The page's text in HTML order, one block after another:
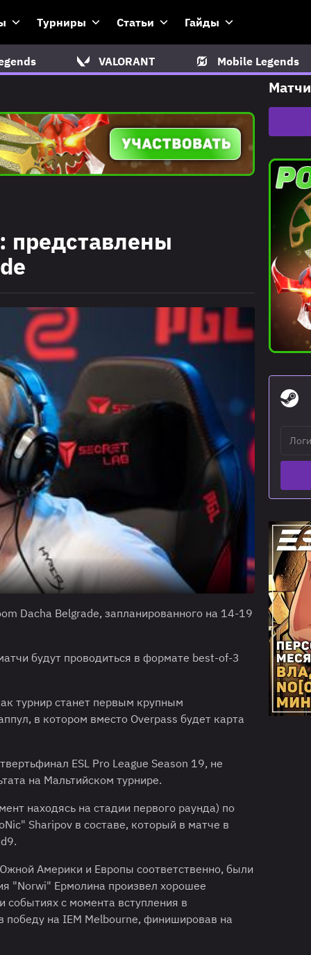
Турниры Статьи Гайды
VALORANT Mobile Legends
представлены
Dacha Belgrade, запланированного на 14-19
будут проводиться в формате best-of-3
турнир станет первым крупным
в котором вместо Overpass будет карта
ESL Pro League Season 19, не
на Мальтийском турнире.
находясь на стадии первого раунда) по
Sharipov в составе, который в матче в
Америки и Европы соответственно, были
"⁠Norwi⁠" Ермолина произвел хорошее
событиях с момента вступления в
победу на IEM Melbourne, финишировав на
Матчи